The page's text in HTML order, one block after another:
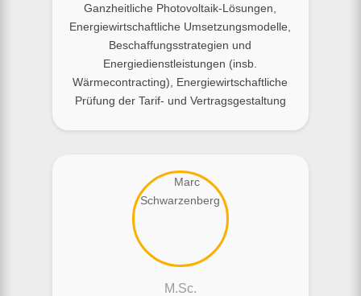
Ganzheitliche Photovoltaik-Lösungen,
Energiewirtschaftliche Umsetzungsmodelle,
Beschaffungsstrategien und
Energiedienstleistungen (insb.
Wärmecontracting), Energiewirtschaftliche
Prüfung der Tarif- und Vertragsgestaltung
M.Sc.